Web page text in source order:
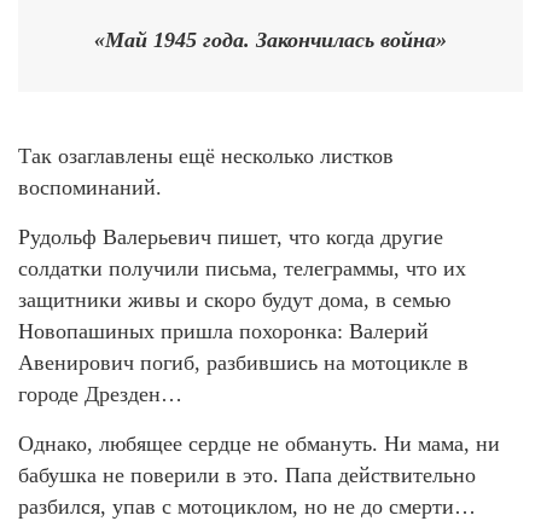
«Май 1945 года. Закончилась война»
Так озаглавлены ещё несколько листков
воспоминаний.
Рудольф Валерьевич пишет, что когда другие
солдатки получили письма, телеграммы, что их
защитники живы и скоро будут дома, в семью
Новопашиных пришла похоронка: Валерий
Авенирович погиб, разбившись на мотоцикле в
городе Дрезден…
Однако, любящее сердце не обмануть. Ни мама, ни
бабушка не поверили в это. Папа действительно
разбился, упав с мотоциклом, но не до смерти…